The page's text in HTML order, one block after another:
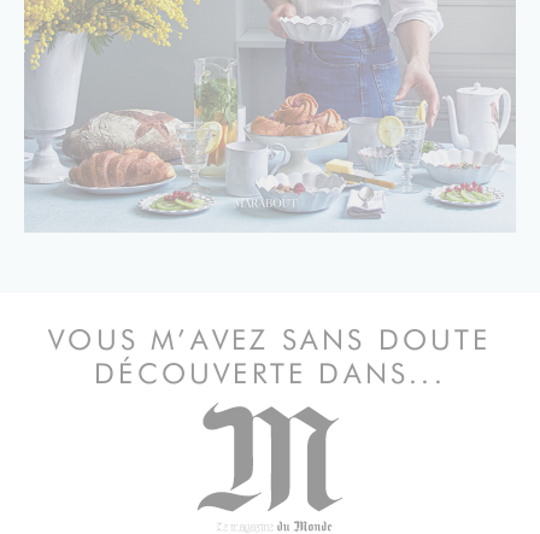
VOUS M’AVEZ SANS DOUTE
DÉCOUVERTE DANS...